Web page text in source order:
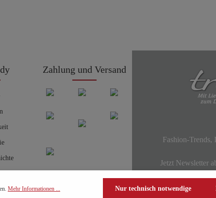
Zahlung und Versand
Fashion-
Jetzt Newsletter
Mehr Informationen ... Nur technisch notwendige